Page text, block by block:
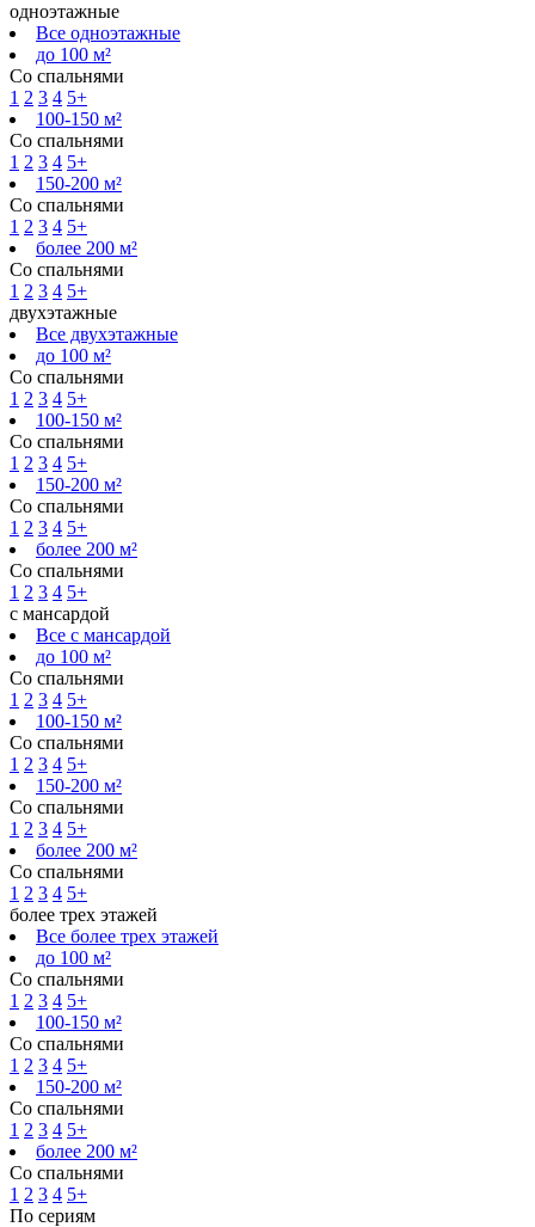
одноэтажные
Все одноэтажные
до 100 м²
Со спальнями
1 2 3 4 5+
100-150 м²
Со спальнями
1 2 3 4 5+
150-200 м²
Со спальнями
1 2 3 4 5+
более 200 м²
Со спальнями
1 2 3 4 5+
двухэтажные
Все двухэтажные
до 100 м²
Со спальнями
1 2 3 4 5+
100-150 м²
Со спальнями
1 2 3 4 5+
150-200 м²
Со спальнями
1 2 3 4 5+
более 200 м²
Со спальнями
1 2 3 4 5+
с мансардой
Все с мансардой
до 100 м²
Со спальнями
1 2 3 4 5+
100-150 м²
Со спальнями
1 2 3 4 5+
150-200 м²
Со спальнями
1 2 3 4 5+
более 200 м²
Со спальнями
1 2 3 4 5+
более трех этажей
Все более трех этажей
до 100 м²
Со спальнями
1 2 3 4 5+
100-150 м²
Со спальнями
1 2 3 4 5+
150-200 м²
Со спальнями
1 2 3 4 5+
более 200 м²
Со спальнями
1 2 3 4 5+
По сериям